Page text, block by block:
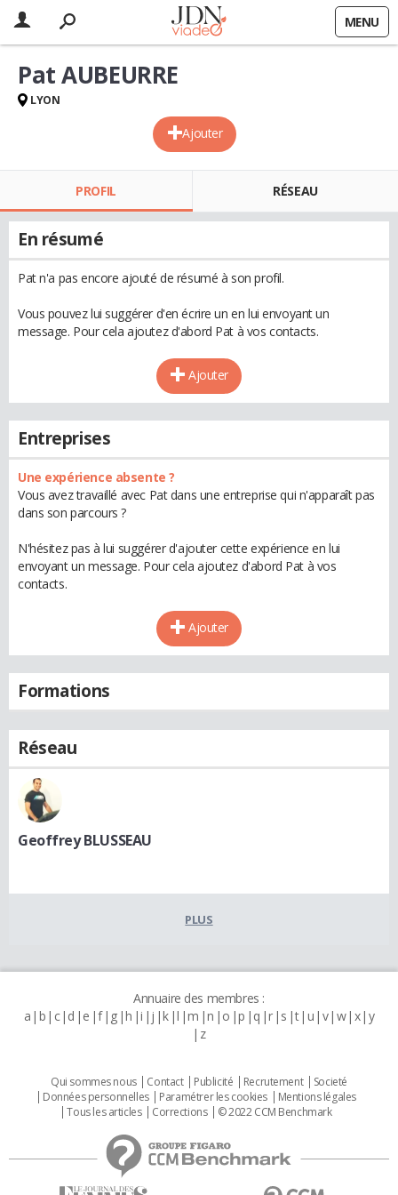
MENU
Ajouter
Pat AUBEURRE
LYON
PROFIL RÉSEAU
En résumé
Pat n'a pas encore ajouté de résumé à son profil.
Vous pouvez lui suggérer d'en écrire un en lui envoyant un
message. Pour cela ajoutez d'abord Pat à vos contacts.
Ajouter
Entreprises
Une expérience absente ?
Vous avez travaillé avec Pat dans une entreprise qui n'apparaît pas
dans son parcours ?
N'hésitez pas à lui suggérer d'ajouter cette expérience en lui
envoyant un message. Pour cela ajoutez d'abord Pat à vos
contacts.
Ajouter
Formations
Réseau
Geoffrey BLUSSEAU
PLUS
Annuaire des membres :
a b c d e f g h i j k l m n o p q r s t u v w x y
z
Qui sommes nous Contact Publicité Recrutement
Societé
Données personnelles
Paramétrer les cookies
Mentions légales
Tous les articles
Corrections © 2022 CCM Benchmark